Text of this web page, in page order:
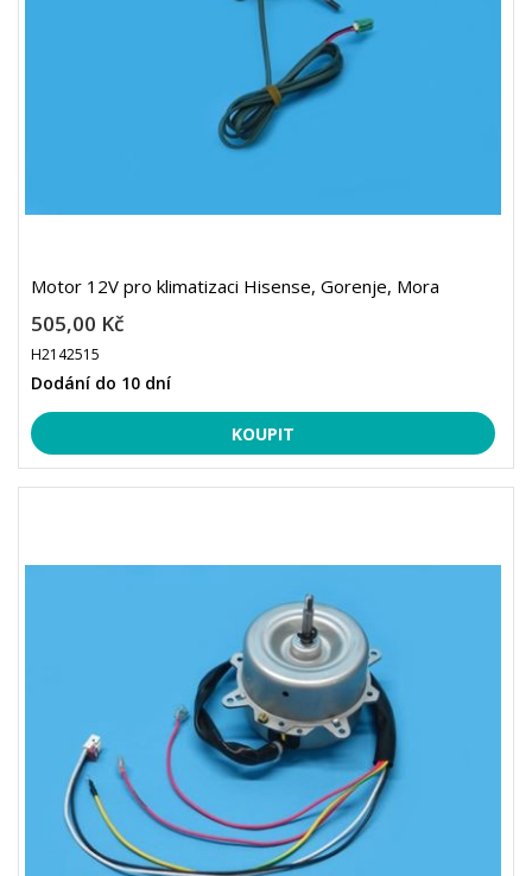
Motor 12V pro klimatizaci Hisense, Gorenje, Mora
505,00 Kč
H2142515
Dodání do 10 dní